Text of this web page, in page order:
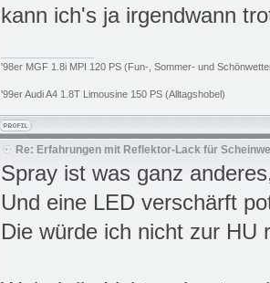
kann ich's ja irgendwann
'98er MGF 1.8i MPI 120 PS (Fun-, Sommer- und
'99er Audi A4 1.8T Limousine 150 PS (Alltagshobel)
Re: Erfahrungen mit Reflektor-Lack für
Spray ist was ganz
Und eine LED verschärft
Die würde ich nicht zur HU